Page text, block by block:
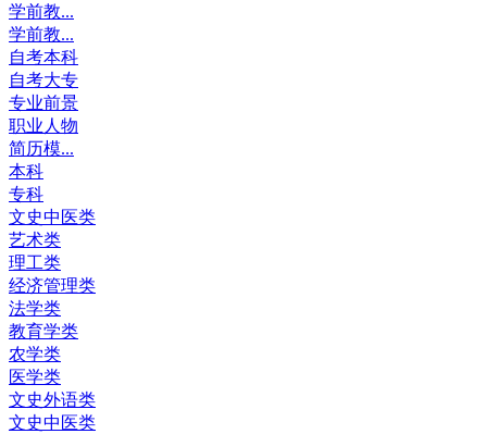
学前教...
学前教...
自考本科
自考大专
专业前景
职业人物
简历模...
本科
专科
文史中医类
艺术类
理工类
经济管理类
法学类
教育学类
农学类
医学类
文史外语类
文史中医类